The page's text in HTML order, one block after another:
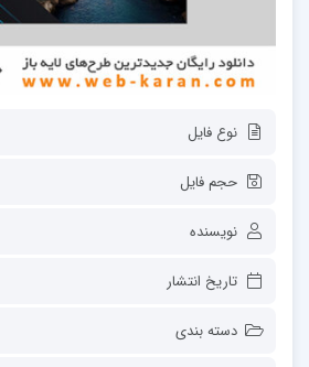
نوع فایل
حجم فایل
نویسنده
تاریخ انتشار
دسته بندی